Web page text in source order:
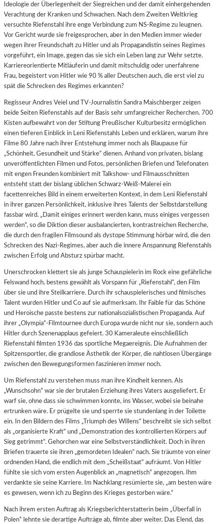
Ideologie der Überlegenheit der Siegreichen und der damit einhergehenden
Verachtung der Kranken und Schwachen. Nach dem Zweiten Weltkrieg
versuchte Riefenstahl ihre enge Verbindung zum NS-Regime zu leugnen.
Vor Gericht wurde sie freigesprochen, aber in den Medien immer wieder
wegen ihrer Freundschaft zu Hitler und als Propagandistin seines Regimes
vorgeführt, ein Image, gegen das sie sich ein Leben lang zur Wehr setzte.
Karriereorientierte Mitläuferin und damit mitschuldig oder unerfahrene
Frau, begeistert von Hitler wie 90 % aller Deutschen auch, die erst viel zu
spät die Schrecken des Regimes erkannten?
Regisseur Andres Veiel und TV-Journalistin Sandra Maischberger zeigen
beide Seiten Riefenstahls auf der Basis sehr umfangreicher Recherchen. 700
Kisten aufbewahrt von der Stiftung Preußischer Kulturbesitz ermöglichen
einen tieferen Einblick in Leni Riefenstahls Leben und erklären, warum ihre
Filme 80 Jahre nach ihrer Entstehung immer noch als Blaupause für
„Schönheit, Gesundheit und Stärke“ dienen. Anhand von privaten, bislang
unveröffentlichten Filmen und Fotos, persönlichen Briefen und Telefonaten
mit engen Freunden kombiniert mit Talkshow- und Filmausschnitten
entsteht statt der bislang üblichen Schwarz-Weiß-Malerei ein
facettenreiches Bild in einem erweiterten Kontext, in dem Leni Riefenstahl
in ihrer ganzen Persönlichkeit, inklusive ihres Talents der Selbstdarstellung
fassbar wird. „Damit einiges erinnert werden kann, muss einiges vergessen
werden“, so die Diktion dieser ausbalancierten, kontrastreichen Recherche,
die durch den fragilen Filmsound als dystope Stimmung hörbar wird, die den
Schrecken des Nazi-Regimes, aber auch die innere Anspannung Riefenstahls
zwischen Erfolg und Absturz spürbar macht.
Unerschrocken klettert sie als junge Schauspielerin im Rock eine gefährliche
Felswand hoch, bestens gewählt als Vorspann für „Riefenstahl“, den Film
über sie und ihre Steilkarriere. Durch ihr schauspielerisches und filmisches
Talent wurden Hitler und Co auf sie aufmerksam. Ihr Faible für das Schöne
und Heroische passte bestens zur nationalsozialistischen Propaganda. Auf
ihrer „Olympia“-Filmtournee durch Europa wurde nicht nur sie, sondern auch
Hitler durch Szenenapplaus gefeiert. 30 Kameraleute einschließlich
Riefenstahl filmten 1936 das sportliche Megaereignis. Die Aufnahmen der
Spitzensportler, die grandiose Ästhetik der Körper, die nahtlosen Übergänge
zwischen den Bewegungsformen faszinieren immer noch.
Um Riefenstahl zu verstehen muss man ihre Kindheit kennen. Als
„Wunschsohn“ war sie der brutalen Erziehung ihres Vaters ausgeliefert. Er
warf sie, ohne dass sie schwimmen konnte, ins Wasser, wobei sie beinahe
ertrunken wäre. Er prügelte sie und sperrte sie stundenlang in der Toilette
ein. In den Bildern des Films „Triumph des Willens“ beschreibt sie sich selbst
als „organisierte Kraft“ und „Demonstration des kontrollierten Körpers auf
Sieg getrimmt“. Gehorchen war eine Selbstverständlichkeit. Doch in ihren
Briefen trauerte sie ihren „gemordeten Idealen“ nach. Sie träumte von einer
ordnenden Hand, die endlich mit dem „Scheißstaat“ aufräumt. Von Hitler
fühlte sie sich vom ersten Augenblick an „magnetisch“ angezogen. Ihm
verdankte sie seine Karriere. Im Nachklang resümierte sie, „am besten wäre
es gewesen, wenn ich zu Beginn des Krieges gestorben wäre.“
Nach ihrem ersten Auftrag als Kriegsberichterstatterin beim „Überfall in
Polen“ lehnte sie derartige Aufträge ab, filmte aber weiter. Das Elend, das